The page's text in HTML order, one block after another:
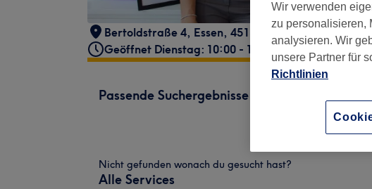
Bertoldstraße 4, Essen, 45130
Geöffnet Dienstag: 10:00 - 19:00
Passende Suchergebnisse
Nicht gefunden wonach du gesucht hast?
Alle Services
Wir verwenden
zu personalisieren,
analysieren. Wir
unsere Partner für
Richtlinien